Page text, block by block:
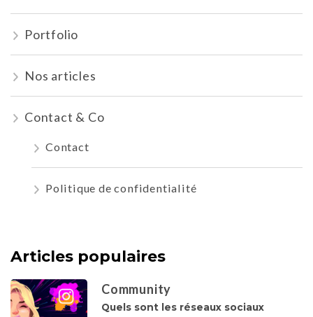
Portfolio
Nos articles
Contact & Co
Contact
Politique de confidentialité
Articles populaires
Community
Quels sont les réseaux sociaux